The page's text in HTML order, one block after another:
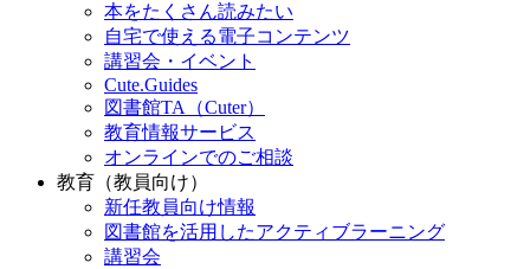
本をたくさん読みたい
自宅で使える電子コンテンツ
講習会・イベント
Cute.Guides
図書館TA（Cuter）
教育情報サービス
オンラインでのご相談
教育（教員向け）
新任教員向け情報
図書館を活用したアクティブラーニング
講習会